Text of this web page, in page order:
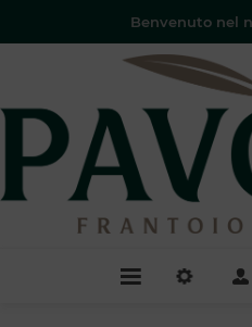
Benvenuto nel